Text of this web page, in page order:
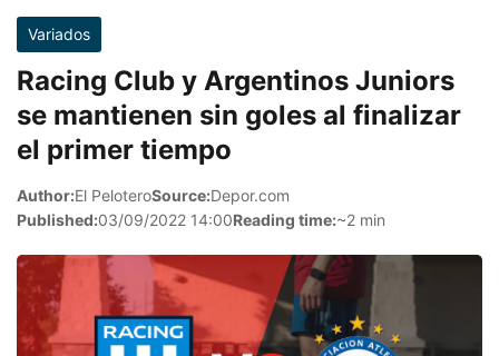
Variados
Racing Club y Argentinos Juniors
se mantienen sin goles al finalizar
el primer tiempo
Author:El PeloteroSource:Depor.com
Published:03/09/2022 14:00Reading time:~2 min